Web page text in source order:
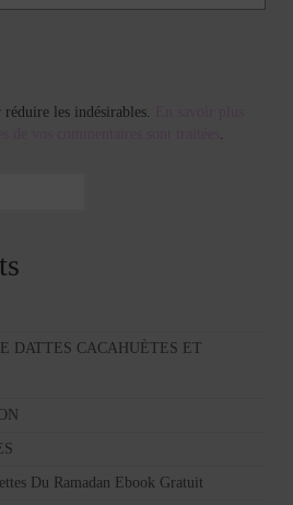
les indésirables.
DATTES CACAHUÈTES ET
Du Ramadan Ebook Gratuit